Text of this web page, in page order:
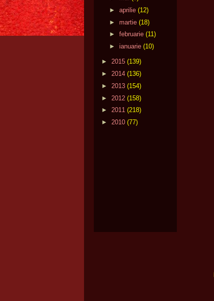
► aprilie (12)
► martie (18)
► februarie (11)
► ianuarie (10)
► 2015 (139)
► 2014 (136)
► 2013 (154)
► 2012 (158)
► 2011 (218)
► 2010 (77)